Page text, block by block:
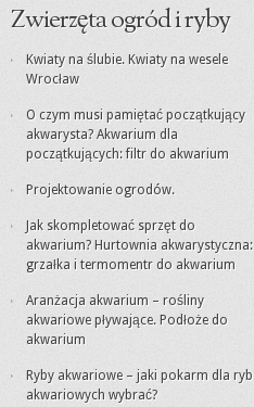
Zwierzęta ogród i ryby
Kwiaty na ślubie. Kwiaty na wesele
Wrocław
O czym musi pamiętać początkujący
akwarysta? Akwarium dla
początkujących: filtr do akwarium
Projektowanie ogrodów.
Jak skompletować sprzęt do
akwarium? Hurtownia akwarystyczna:
grzałka i termomentr do akwarium
Aranżacja akwarium – rośliny
akwariowe pływające. Podłoże do
akwarium
Ryby akwariowe – jaki pokarm dla ryb
akwariowych wybrać?